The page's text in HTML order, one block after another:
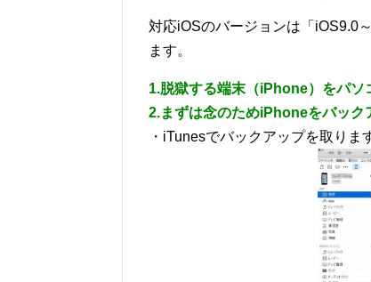
対応iOSのバージョンは「iOS9.0
ます。
1.脱獄する端末（iPhone）をパソ
2.まずは念のためiPhoneをバック
・iTunesでバックアップを取りま